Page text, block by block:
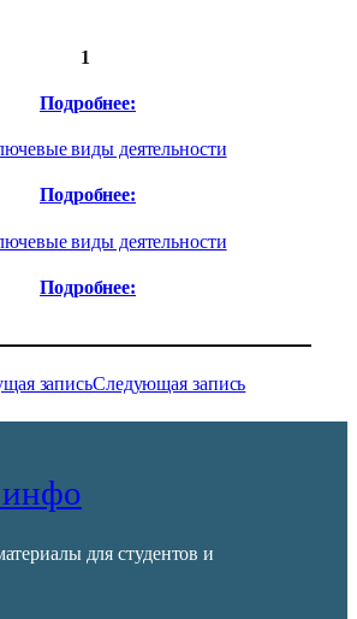
1
Подробнее:
Подробнее:
Подробнее:
записьСледующая запись
для студентов и